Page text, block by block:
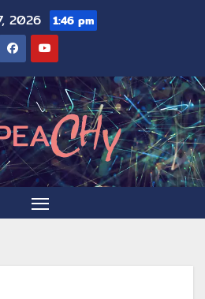
2026 1:46 pm